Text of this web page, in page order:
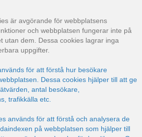
är avgörande för webbplatsens
och webbplatsen fungerar inte på
utan dem. Dessa cookies lagrar inga
uppgifter.
för att förstå hur besökare
Dessa cookies hjälper till att ge
antal besökare,
trafikkälla etc.
används för att förstå och analysera de
på webbplatsen som hjälper till